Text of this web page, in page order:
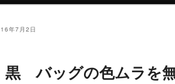
年7月2日
バッグの色ムラを無